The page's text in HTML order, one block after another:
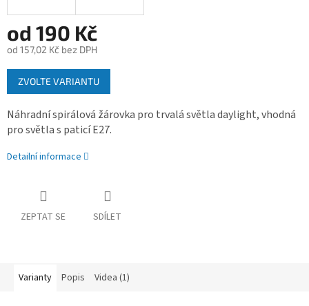
od 190 Kč
od 157,02 Kč bez DPH
Měrná
cena:
ZVOLTE VARIANTU
Náhradní spirálová žárovka pro trvalá světla daylight, vhodná
pro světla s paticí E27.
Detailní informace
ZEPTAT SE SDÍLET
Varianty Popis Videa (1)